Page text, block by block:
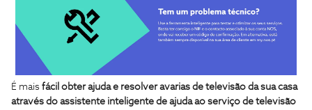
É mais fácil obter ajuda e resolver avarias de televisão da sua casa
através do assistente inteligente de ajuda ao serviço de televisão